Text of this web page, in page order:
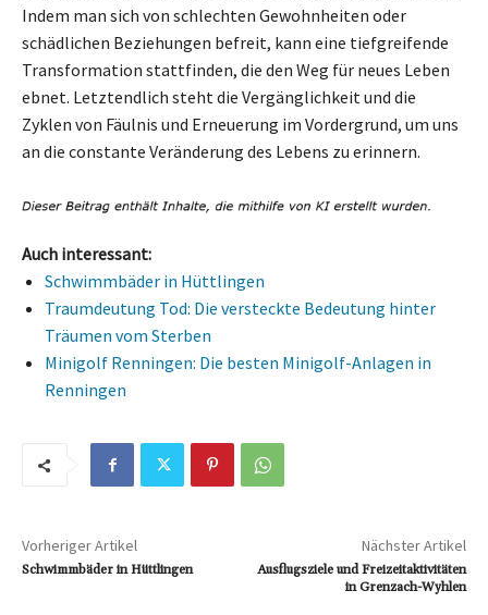
Indem man sich von schlechten Gewohnheiten oder
schädlichen Beziehungen befreit, kann eine tiefgreifende
Transformation stattfinden, die den Weg für neues Leben
ebnet. Letztendlich steht die Vergänglichkeit und die
Zyklen von Fäulnis und Erneuerung im Vordergrund, um uns
an die constante Veränderung des Lebens zu erinnern.
Auch interessant:
Schwimmbäder in Hüttlingen
Traumdeutung Tod: Die versteckte Bedeutung hinter
Träumen vom Sterben
Minigolf Renningen: Die besten Minigolf-Anlagen in
Renningen
Vorheriger Artikel
Schwimmbäder in Hüttlingen
Nächster Artikel
Ausflugsziele und Freizeitaktivitäten
in Grenzach-Wyhlen